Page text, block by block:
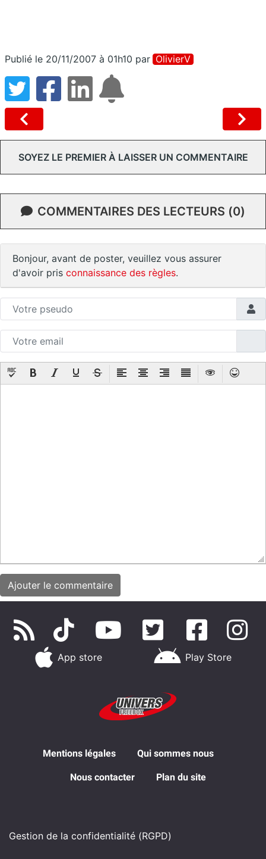
Publié le 20/11/2007 à 01h10 par OlivierV
SOYEZ LE PREMIER À LAISSER UN COMMENTAIRE
COMMENTAIRES DES LECTEURS (0)
Bonjour, avant de poster, veuillez vous assurer
d'avoir pris connaissance des règles.
App store Play Store
Mentions légales Qui sommes nous
Nous contacter Plan du site
Gestion de la confidentialité (RGPD)